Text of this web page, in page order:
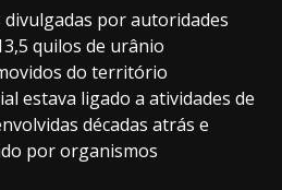
por autoridades
quilos de urânio
do território
estava ligado a atividades de
décadas atrás e
por organismos